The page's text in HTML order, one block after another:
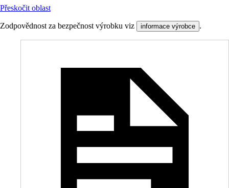
Přeskočit oblast
Zodpovědnost za bezpečnost výrobku viz informace výrobce .